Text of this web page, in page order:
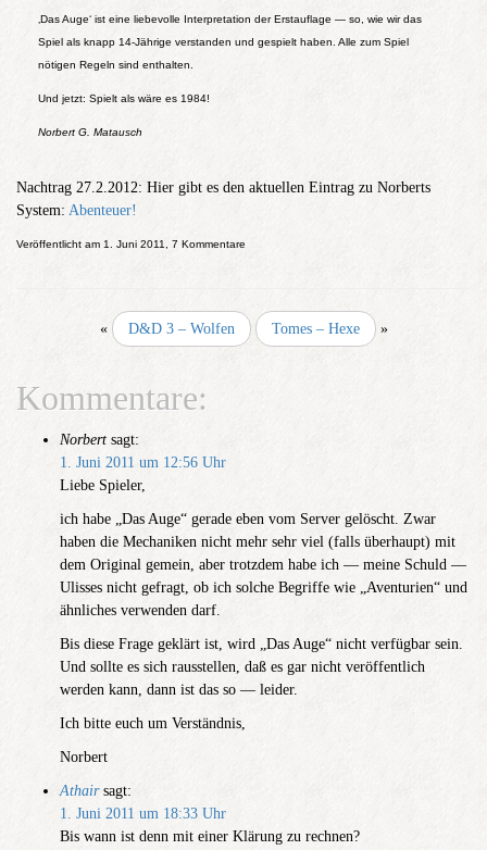
‚Das Auge‘ ist eine liebevolle Interpretation der Erstauflage — so, wie wir das
Spiel als knapp 14-Jährige verstanden und gespielt haben. Alle zum Spiel
nötigen Regeln sind enthalten.
Und jetzt: Spielt als wäre es 1984!
Norbert G. Matausch
Nachtrag 27.2.2012: Hier gibt es den aktuellen Eintrag zu Norberts
System: Abenteuer!
Veröffentlicht am 1. Juni 2011, 7 Kommentare
« D&D 3 – Wolfen Tomes – Hexe »
Kommentare:
Norbert sagt:
1. Juni 2011 um 12:56 Uhr
Liebe Spieler,
ich habe „Das Auge“ gerade eben vom Server gelöscht. Zwar
haben die Mechaniken nicht mehr sehr viel (falls überhaupt) mit
dem Original gemein, aber trotzdem habe ich — meine Schuld —
Ulisses nicht gefragt, ob ich solche Begriffe wie „Aventurien“ und
ähnliches verwenden darf.
Bis diese Frage geklärt ist, wird „Das Auge“ nicht verfügbar sein.
Und sollte es sich rausstellen, daß es gar nicht veröffentlich
werden kann, dann ist das so — leider.
Ich bitte euch um Verständnis,
Norbert
Athair sagt:
1. Juni 2011 um 18:33 Uhr
Bis wann ist denn mit einer Klärung zu rechnen?